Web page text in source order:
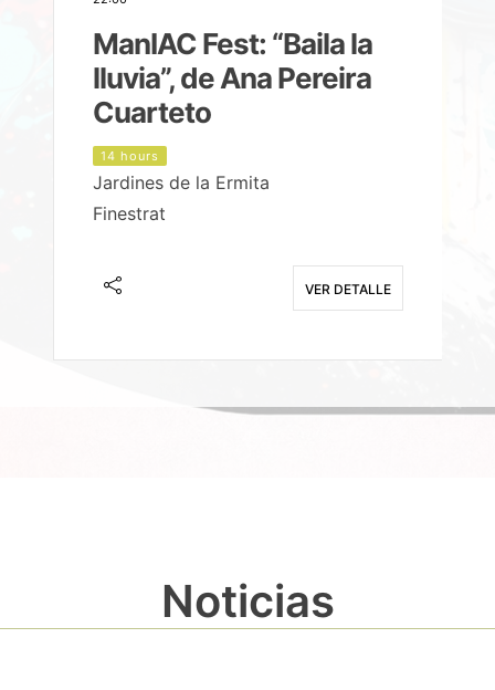
ManIAC Fest: “Baila la
lluvia”, de Ana Pereira
Cuarteto
14 hours
Jardines de la Ermita
Finestrat
VER DETALLE
Noticias